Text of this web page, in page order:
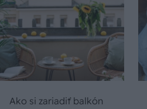
Ako si zariadiť balkón